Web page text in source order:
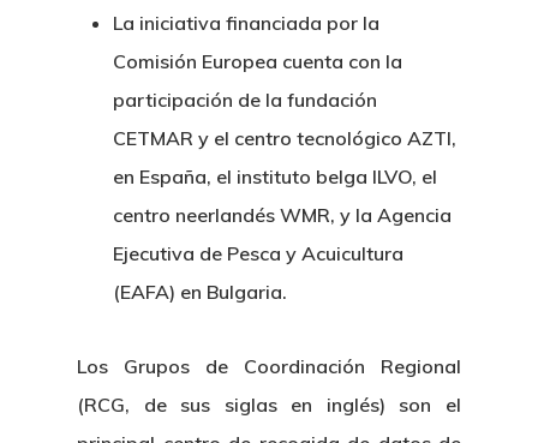
La iniciativa financiada por la
Comisión Europea cuenta con la
participación de la fundación
CETMAR y el centro tecnológico AZTI,
en España, el instituto belga ILVO, el
centro neerlandés WMR, y la Agencia
Ejecutiva de Pesca y Acuicultura
(EAFA) en Bulgaria.
Los Grupos de Coordinación Regional
(RCG, de sus siglas en inglés) son el